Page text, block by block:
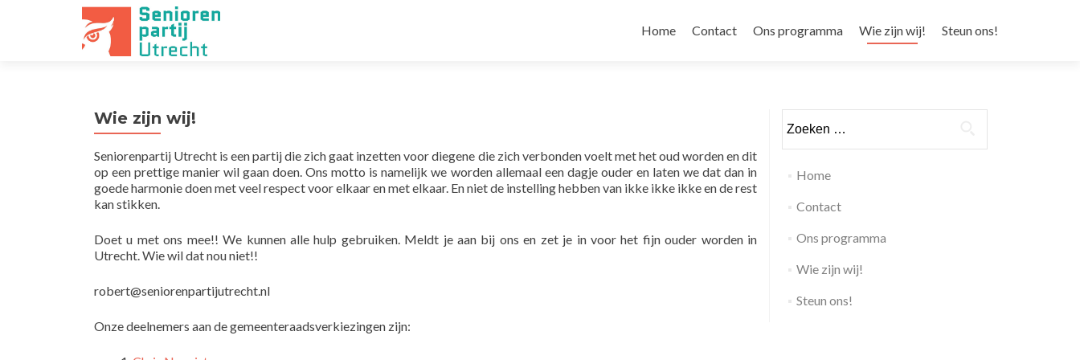
Home
Contact Ons programma Wie zijn wij! Steun ons!
Wie zijn wij!
Seniorenpartij Utrecht is een partij die zich gaat inzetten voor diegene die zich verbonden voelt met het oud worden en dit
op een prettige manier wil gaan doen. Ons motto is namelijk we worden allemaal een dagje ouder en laten we dat dan in
goede harmonie doen met veel respect voor elkaar en met elkaar. En niet de instelling hebben van ikke ikke ikke en de rest
kan stikken.
Doet u met ons mee!! We kunnen alle hulp gebruiken. Meldt je aan bij ons en zet je in voor het fijn ouder worden in
Utrecht. Wie wil dat nou niet!!
robert@seniorenpartijutrecht.nl
Onze deelnemers aan de gemeenteraadsverkiezingen zijn:
Home
Contact
Ons programma
Wie zijn wij!
Steun ons!